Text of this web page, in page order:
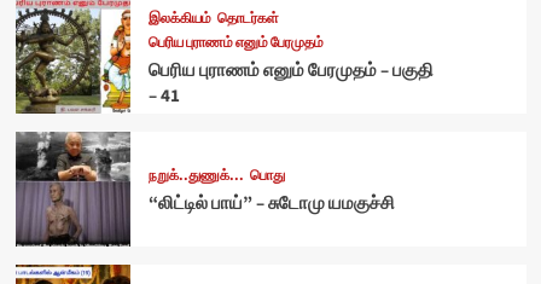
இலக்கியம் தொடர்கள்
பெரிய புராணம் எனும் பேரமுதம்
பெரிய புராணம் எனும் பேரமுதம் – பகுதி
– 41
நறுக்..துணுக்... பொது
“லிட்டில் பாய்” – சுடோமு யமகுச்சி